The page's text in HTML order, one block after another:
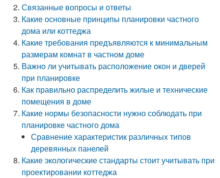
Связанные вопросы и ответы
Какие основные принципы планировки частного
дома или коттеджа
Какие требования предъявляются к минимальным
размерам комнат в частном доме
Важно ли учитывать расположение окон и дверей
при планировке
Как правильно распределить жилые и технические
помещения в доме
Какие нормы безопасности нужно соблюдать при
планировке частного дома
Сравнение характеристик различных типов
деревянных панелей
Какие экологические стандарты стоит учитывать при
проектировании коттеджа